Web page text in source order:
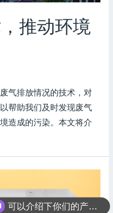
推动环境
气排放情况的技术，对
帮助我们及时发现废气
造成的污染。本文将介
你们是怎么收费的呢